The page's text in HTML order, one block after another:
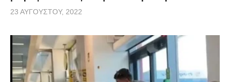
23 ΑΥΓΟΎΣΤΟΥ, 2022